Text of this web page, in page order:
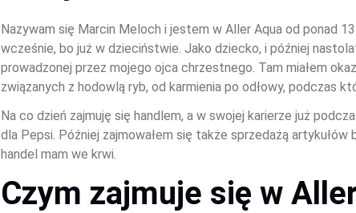
Nazywam się Marcin Meloch i jestem w Aller Aqua od ponad
wcześnie, bo już w dzieciństwie. Jako dziecko, i później
prowadzonej przez mojego ojca chrzestnego. Tam miałem
związanych z hodowlą ryb, od karmienia po odłowy, podczas
Na co dzień zajmuję się handlem, a w swojej karierze już
dla Pepsi. Później zajmowałem się także sprzedażą
handel mam we krwi.
Czym zajmuje się w